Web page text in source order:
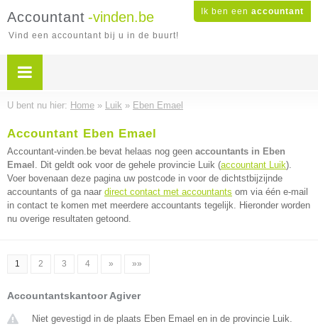
Ik ben een accountant
Accountant -vinden.be
Vind een accountant bij u in de buurt!
U bent nu hier: Home » Luik » Eben Emael
Accountant Eben Emael
Accountant-vinden.be bevat helaas nog geen accountants in Eben
Emael . Dit geldt ook voor de gehele provincie Luik (accountant Luik).
Voer bovenaan deze pagina uw postcode in voor de dichtstbijzijnde
accountants of ga naar direct contact met accountants om via één e-mail
in contact te komen met meerdere accountants tegelijk. Hieronder worden
nu overige resultaten getoond.
1 2 3 4 » »»
Accountantskantoor Agiver
Niet gevestigd in de plaats Eben Emael en in de provincie Luik.